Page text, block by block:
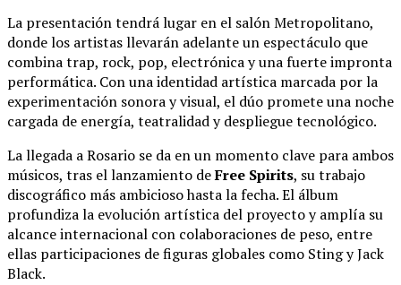
La presentación tendrá lugar en el salón Metropolitano,
donde los artistas llevarán adelante un espectáculo que
combina trap, rock, pop, electrónica y una fuerte impronta
performática. Con una identidad artística marcada por la
experimentación sonora y visual, el dúo promete una noche
cargada de energía, teatralidad y despliegue tecnológico.
La llegada a Rosario se da en un momento clave para ambos
músicos, tras el lanzamiento deFree Spirits, su trabajo
discográfico más ambicioso hasta la fecha. El álbum
profundiza la evolución artística del proyecto y amplía su
alcance internacional con colaboraciones de peso, entre
ellas participaciones de figuras globales como StingyJack
Black.